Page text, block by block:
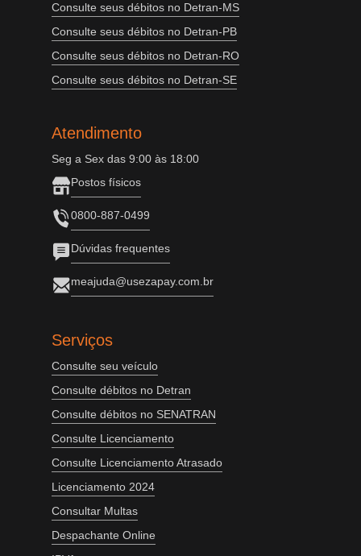
Consulte seus débitos no Detran-MS
Consulte seus débitos no Detran-PB
Consulte seus débitos no Detran-RO
Consulte seus débitos no Detran-SE
Atendimento
Seg a Sex das 9:00 às 18:00
Postos físicos
0800-887-0499
Dúvidas frequentes
meajuda@usezapay.com.br
Serviços
Consulte seu veículo
Consulte débitos no Detran
Consulte débitos no SENATRAN
Consulte Licenciamento
Consulte Licenciamento Atrasado
Licenciamento 2024
Consultar Multas
Despachante Online